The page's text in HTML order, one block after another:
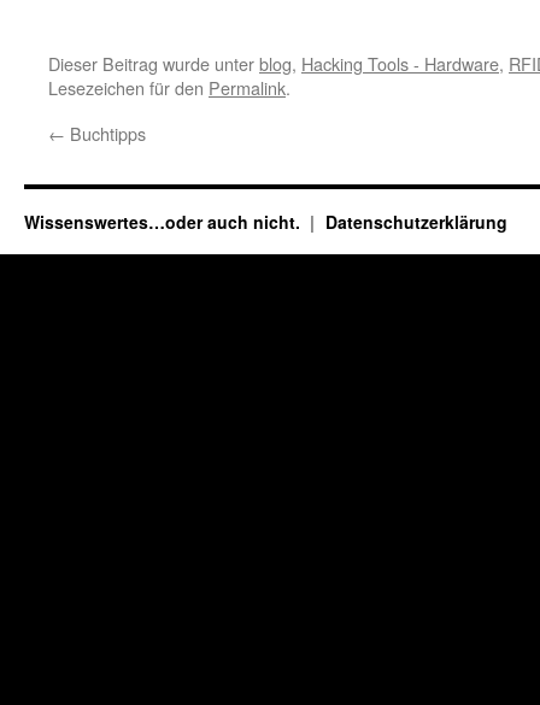
Dieser Beitrag wurde unterblog, Hacking Tools - Hardware,
Lesezeichen für den Permalink.
← Buchtipps
Wissenswertes…oder auch nicht. Datenschutzerklärung